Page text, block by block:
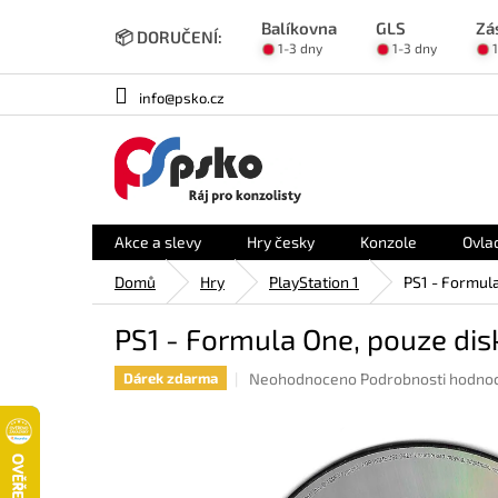
📦 DORUČENÍ: Balíkovna GLS
1-3 dny 1-3 dny
info@psko.cz
Akce a slevy Hry česky Konzole
Domů Hry PlayStation 1 PS1 -
PS1 - Formula One, pouze
Dárek zdarma
Průměrné
Neohodnoceno Podrobnosti